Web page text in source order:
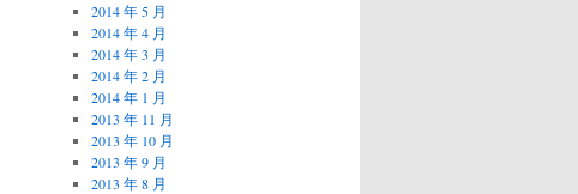
2014 年 5 月
2014 年 4 月
2014 年 3 月
2014 年 2 月
2014 年 1 月
2013 年 11 月
2013 年 10 月
2013 年 9 月
2013 年 8 月